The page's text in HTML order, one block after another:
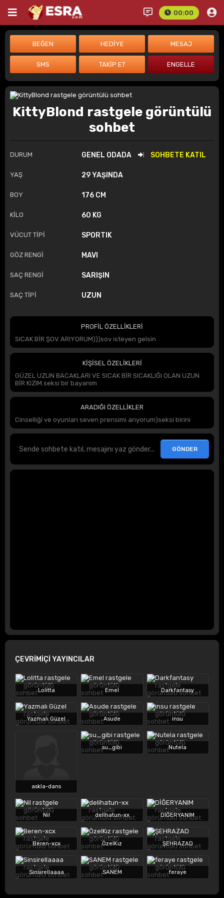
00:00
KittyBlond rastgele görüntülü
sohbet
DURUM GENEL ODADA SOHBETE KATIL
YAŞ 29 YAŞINDA
BOY 176 CM
KİLO 60 KG
VÜCUT TİPİ SPORTIK
GÖZ RENGİ MAVI
SAÇ RENGİ SARIŞIN
SAÇ TİPİ UZUN
PROFİL ÖZELLİKLERİ
SICAK BİR ŞOV ARIYORUM)))sov isteyen gelsin
KİŞİSEL ÖZELİKLERİ
GÜZEL UZUN BACAKLARI VE SICAK BİR SICAKLIĞI OLAN UZUN
BİR KIZIM.seksi bir bayanim
ARADIĞI ÖZELLİKLER
Cinselliği ve oyunları seven prensimi arıyorum)seksi birini
ÇEVRİMİÇİ YAYINCILAR
Lolitta Emel Darkfantasy
Yazmalı Güzel Asude insu
askla-dans
su_gibi Nutela
Nil delihatun-xx DİĞERYANIM
Beren-xcx ÖzelKız ŞEHRAZAD
Sinsirellaaaa SANEM feraye